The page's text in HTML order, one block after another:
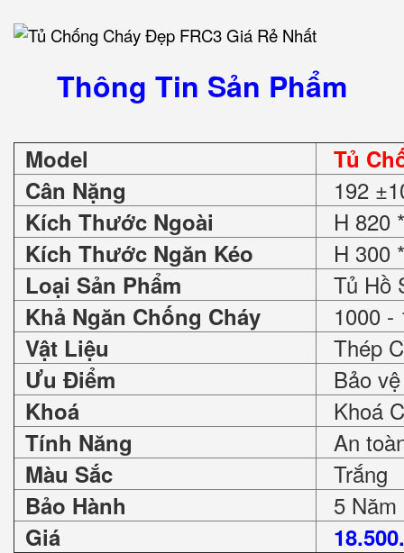
Thông Tin Sản Phẩm
Model
Tủ
Cân Nặng
192
Kích Thước Ngoài H 820
Kích Thước Ngăn Kéo H 300
Loại Sản Phẩm Tủ Hồ
Khả Ngăn Chống Cháy 1000 -
Vật Liệu Thép
Ưu Điểm Bảo
Khoá Khoá
Tính Năng An
Màu Sắc Trắng
Bảo Hành 5 Năm
Giá